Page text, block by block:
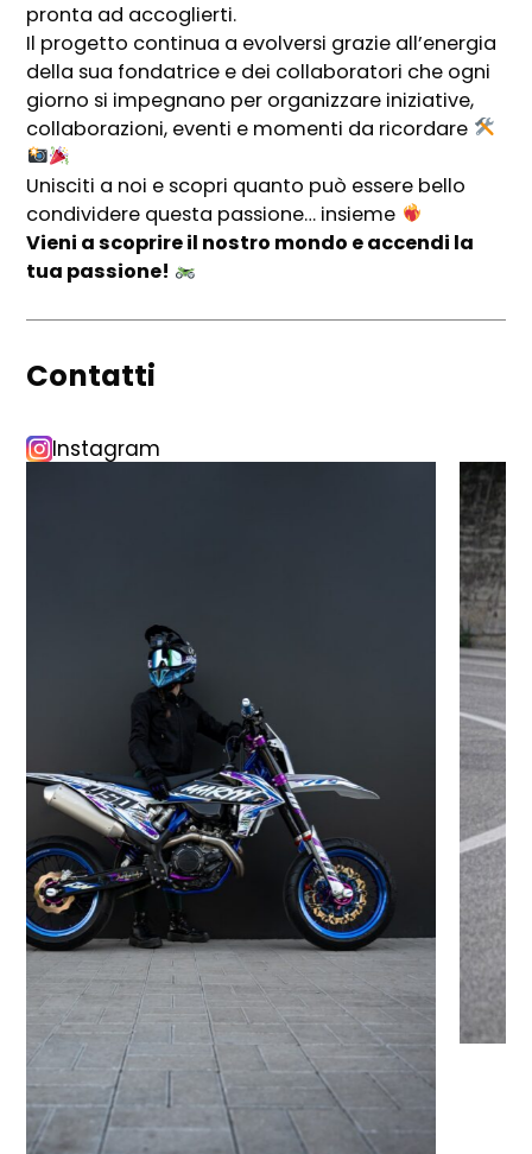
pronta ad accoglierti.
Il progetto continua a evolversi grazie all’energia
della sua fondatrice e dei collaboratori che ogni
giorno si impegnano per organizzare iniziative,
collaborazioni, eventi e momenti da ricordare
Unisciti a noi e scopri quanto può essere bello
condividere questa passione… insieme
Vieni a scoprire il nostro mondo e accendi la
tua passione!
Contatti
Instagram